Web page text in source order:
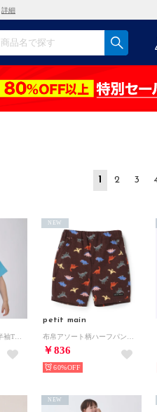
詳細
1 2 3
petit main
￥836
NEW
60%
NEW